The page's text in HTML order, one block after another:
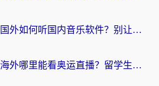
国外如何听国内音乐软件？别让地域限制，断了你的中文歌单
海外哪里能看奥运直播？留学生&海外华人必看的体育赛事观赛终极指南